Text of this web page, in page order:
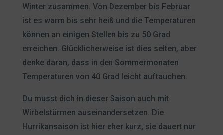
Winter zusammen. Von Dezember bis Februar
ist es warm bis sehr heiß und die Temperaturen
können an einigen Stellen bis zu 50 Grad
erreichen. Glücklicherweise ist dies selten, aber
denke daran, dass in den Sommermonaten
Temperaturen von 40 Grad leicht auftauchen.
Du musst dich in dieser Saison auch mit
Wirbelstürmen auseinandersetzen. Die
Hurrikansaison ist hier eher kurz, sie dauert nur